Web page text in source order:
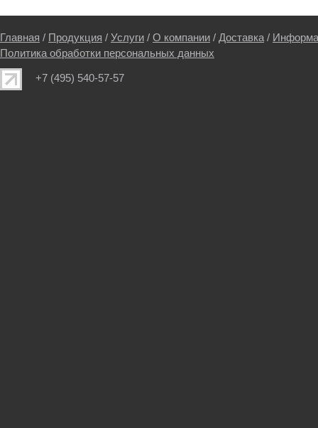
Главная / Продукция / Услуги / О компании / Доставка /
Политика обработки персональных данных
+7 (495) 540-57-57